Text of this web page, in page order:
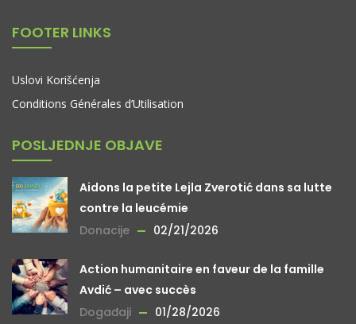
FOOTER LINKS
Uslovi Korišćenja
Conditions Générales d’Utilisation
POSLJEDNJE OBJAVE
Aidons la petite Lejla Zverotić dans sa lutte
contre la leucémie
Donacije
02/21/2026
Action humanitaire en faveur de la famille
Avdić – avec succès
Događaji
01/28/2026